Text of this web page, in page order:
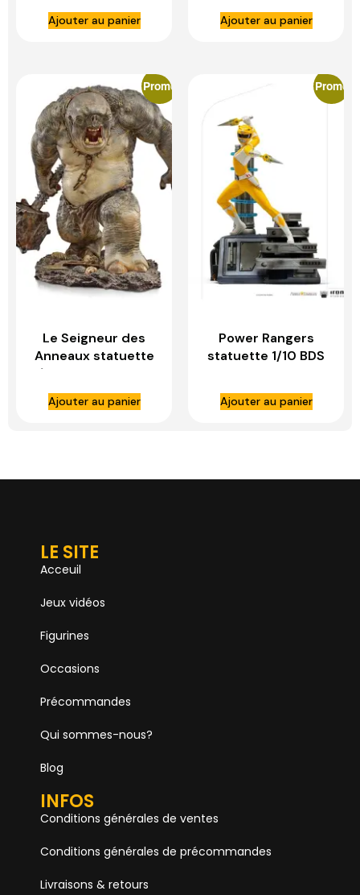
STUDIOS
Ajouter au panier
Version 1:10 Scale
Statue – IRON
Ajouter au panier
Promo
Le Seigneur des
Anneaux statuette
1/10 Deluxe BDS Art
Scale Cave Troll –
IRON STUDIOS
Ajouter au panier
Promo
Power Rangers
statuette 1/10 BDS
Ranger – IRON
STUDIOS
Ajouter au panier
LE SITE
Acceuil
Jeux vidéos
Figurines
Occasions
Précommandes
Qui sommes-nous?
Blog
INFOS
Conditions générales de ventes
Conditions générales de précommandes
Livraisons & retours